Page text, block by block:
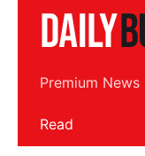
Premium News
Read